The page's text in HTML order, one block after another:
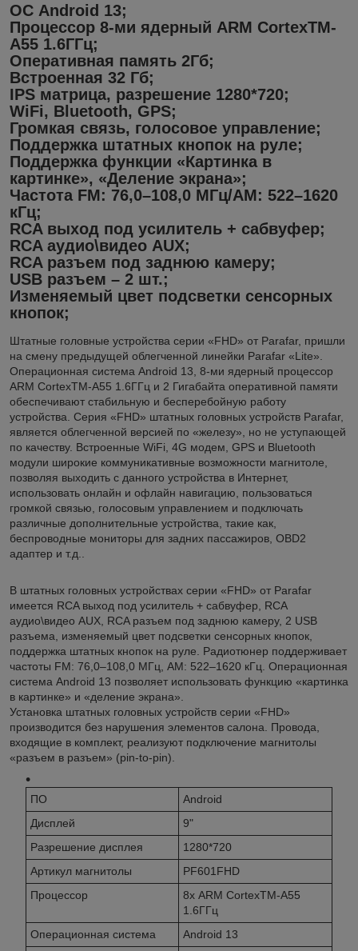
ОС Android 13;
Процессор 8-ми ядерный ARM CortexTM-
A55 1.6ГГц;
Оперативная память 2Гб;
Встроенная 32 Гб;
IPS матрица, разрешение 1280*720;
WiFi, Bluetooth, GPS;
Громкая связь, голосовое управление;
Поддержка штатных кнопок на руле;
Поддержка функции «Картинка в
картинке», «Деление экрана»;
Частота FM: 76,0–108,0 МГц/AM: 522–1620
кГц;
RCA выход под усилитель + сабвуфер;
RCA аудио\видео AUX;
RCA разъем под заднюю камеру;
USB разъем – 2 шт.;
Изменяемый цвет подсветки сенсорных
кнопок;
Штатные головные устройства серии «FHD» от Parafar, пришли
на смену предыдущей облегченной линейки Parafar «Lite».
Операционная система Android 13, 8-ми ядерный процессор
ARM CortexTM-A55 1.6ГГц и 2 Гигабайта оперативной памяти
обеспечивают стабильную и бесперебойную работу
устройства. Серия «FHD» штатных головных устройств Parafar,
является облегченной версией по «железу», но не уступающей
по качеству. Встроенные WiFi, 4G модем, GPS и Bluetooth
модули широкие коммуникативные возможности магнитоле,
позволяя выходить с данного устройства в Интернет,
использовать онлайн и офлайн навигацию, пользоваться
громкой связью, голосовым управлением и подключать
различные дополнительные устройства, такие как,
беспроводные мониторы для задних пассажиров, OBD2
адаптер и т.д..
В штатных головных устройствах серии «FHD» от Parafar
имеется RCA выход под усилитель + сабвуфер, RCA
аудио\видео AUX, RCA разъем под заднюю камеру, 2 USB
разъема, изменяемый цвет подсветки сенсорных кнопок,
поддержка штатных кнопок на руле. Радиотюнер поддерживает
частоты FM: 76,0–108,0 МГц, AM: 522–1620 кГц. Операционная
система Android 13 позволяет использовать функцию «картинка
в картинке» и «деление экрана».
Установка штатных головных устройств серии «FHD»
производится без нарушения элементов салона. Провода,
входящие в комплект, реализуют подключение магнитолы
«разъем в разъем» (pin-to-pin).
ПО
Android
Дисплей
9"
Разрешение дисплея
1280*720
Артикул магнитолы
PF601FHD
Процессор
8х ARM CortexTM-A55
1.6ГГц
Операционная система
Android 13